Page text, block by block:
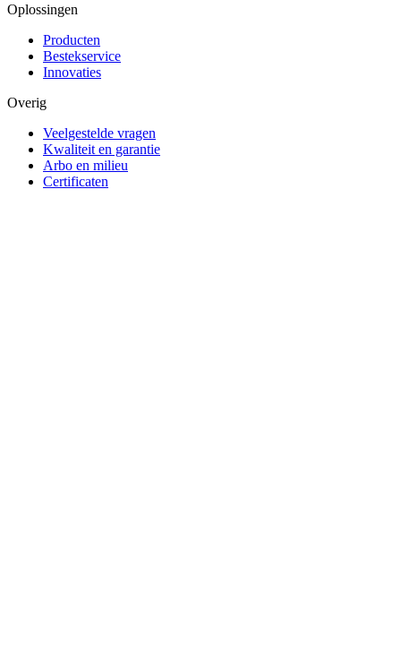
Oplossingen
Producten
Bestekservice
Innovaties
Overig
Veelgestelde vragen
Kwaliteit en garantie
Arbo en milieu
Certificaten